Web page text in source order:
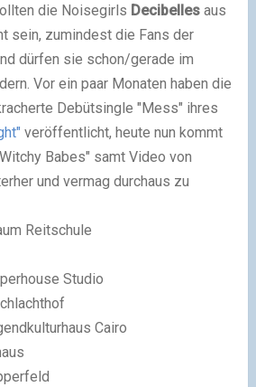
die Noisegirls Decibelles aus
sein, zumindest die Fans der
dürfen sie schon/gerade im
Vor ein paar Monaten haben die
Debütsingle "Mess" ihres
veröffentlicht, heute nun kommt
Babes" samt Video von
und vermag durchaus zu
Reitschule
Studio
Cairo